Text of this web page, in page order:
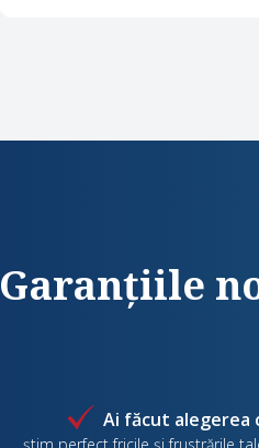
Garanțiile
Ai făcut alegerea